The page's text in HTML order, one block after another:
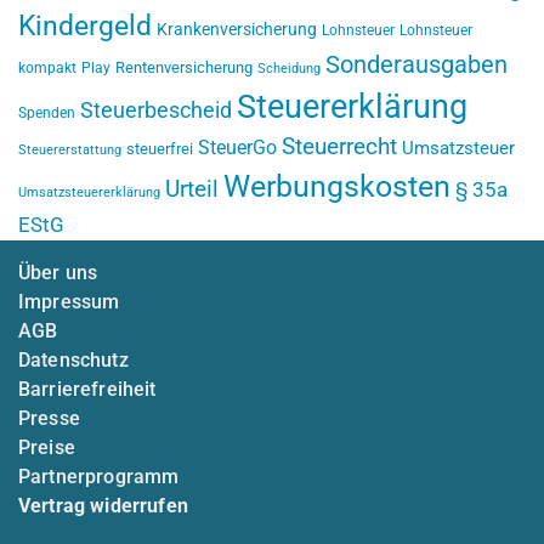
Kindergeld Krankenversicherung Lohnsteuer Lohnsteuer
kompakt Play Rentenversicherung Scheidung Sonderausgaben
Spenden Steuerbescheid Steuererklärung
Steuererstattung steuerfrei SteuerGo Steuerrecht Umsatzsteuer
Umsatzsteuererklärung Urteil Werbungskosten § 35a
EStG
Über uns
Impressum
AGB
Datenschutz
Barrierefreiheit
Presse
Preise
Partnerprogramm
Vertrag widerrufen